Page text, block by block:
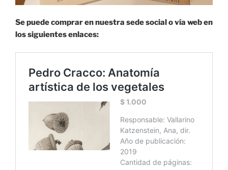
Se puede comprar en nuestra sede social o vía web en
los siguientes enlaces: